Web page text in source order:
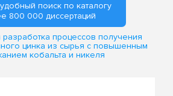
поиск по каталогу
800 000 диссертаций
процессов получения
цинка из сырья с повышенным
кобальта и никеля